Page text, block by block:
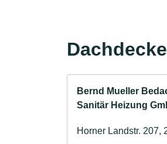
Bernd Mueller
Sanitär Heizung
Horner Landstr. 207,